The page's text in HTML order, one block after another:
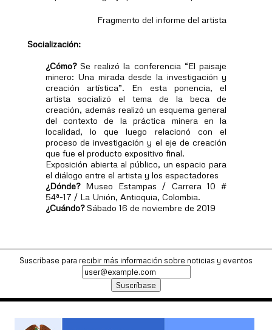
Fragmento del informe del artista
Socialización:
¿Cómo?Se realizó la conferencia “El paisaje
minero: Una mirada desde la investigación y
creación artística”. En esta ponencia, el
artista socializó el tema de la beca de
creación, además realizó un esquema general
del contexto de la práctica minera en la
localidad, lo que luego relacionó con el
proceso de investigación y el eje de creación
que fue el producto expositivo final.
Exposición abierta al público, un espacio para
el diálogo entre el artista y los espectadores
¿Dónde?Museo Estampas / Carrera 10 #
54ª-17 / La Unión, Antioquia, Colombia.
¿Cuándo?Sábado 16 de noviembre de 2019
Suscríbase para recibir más información sobre noticias y eventos